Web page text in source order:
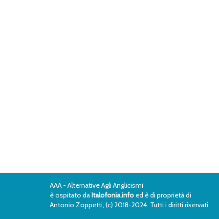
AAA - Alternative Agli Anglicismi
è ospitato daItalofonia.info ed è di proprietà di
Antonio Zoppetti, (c) 2018-2024. Tutti i diritti riservati.